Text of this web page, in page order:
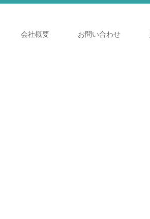
会社概要 お問い合わせ